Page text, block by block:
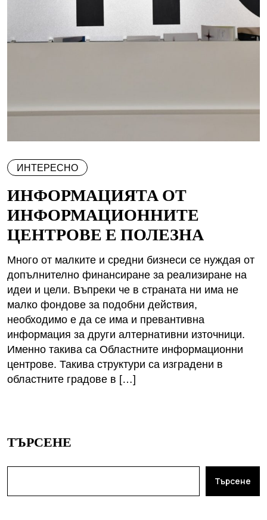
ИНТЕРЕСНО
ИНФОРМАЦИЯТА ОТ
ИНФОРМАЦИОННИТЕ
ЦЕНТРОВЕ Е ПОЛЕЗНА
Много от малките и средни бизнеси се нуждая от
допълнително финансиране за реализиране на
идеи и цели. Въпреки че в страната ни има не
малко фондове за подобни действия,
необходимо е да се има и превантивна
информация за други алтернативни източници.
Именно такива са Областните информационни
центрове. Такива структури са изградени в
областните градове в […]
ТЪРСЕНЕ
Търсене